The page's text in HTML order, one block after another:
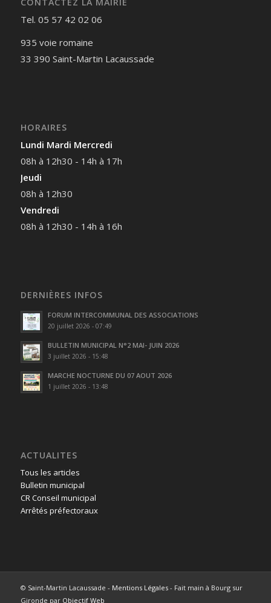
Tel. 05 57 42 02 06
935 voie romaine
33 390 Saint-Martin Lacaussade
HORAIRES
Lundi Mardi Mercredi
08h à 12h30 - 14h à 17h
Jeudi
08h à 12h30
Vendredi
08h à 12h30 - 14h à 16h
DERNIÈRES INFOS
FORUM INTERCOMMUNAL DES ASSOCIATIONS
20 juillet 2026 - 07:49
BULLETIN MUNICIPAL N°2 MAI- JUIN 2026
3 juillet 2026 - 15:48
MARCHE NOCTURNE DU 07 AOUT 2026
1 juillet 2026 - 13:48
ACTUALITES
Tous les articles
Bulletin municipal
CR Conseil municipal
Arrêtés préfectoraux
© Saint-Martin Lacaussade - Mentions Légales- Fait main à Bourg sur
Gironde par Objectif Web